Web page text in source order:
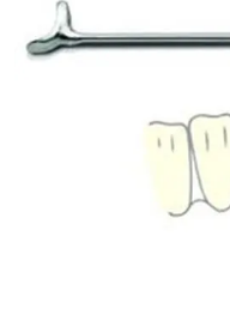
Aktuelt